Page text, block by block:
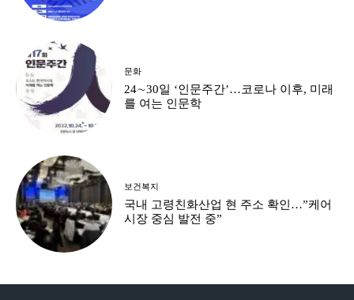
문화
24∼30일 ‘인문주간’…코로나 이후, 미래
를 여는 인문학
보건복지
국내 고령친화산업 현 주소 확인…”케어
시장 중심 발전 중”